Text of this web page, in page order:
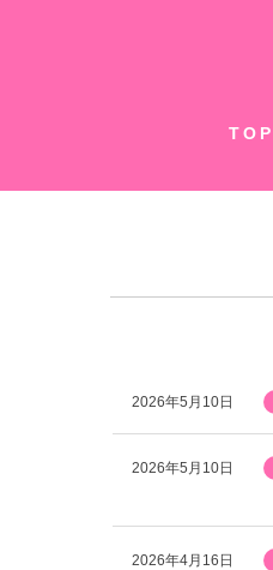
TOP
2026年5月10日
2026年5月10日
2026年4月16日